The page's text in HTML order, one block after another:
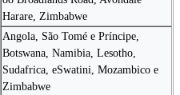
Harare, Zimbabwe
Angola, São Tomé e Príncipe,
Botswana, Namibia, Lesotho,
Sudafrica, eSwatini, Mozambico e
Zimbabwe